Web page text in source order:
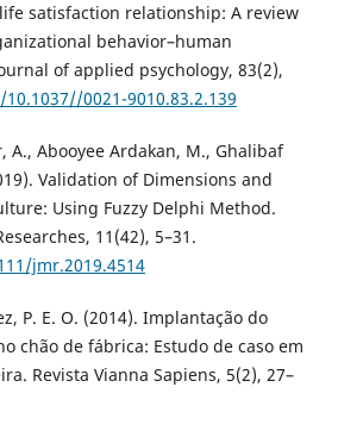
satisfaction relationship: A review
behavior–human
of applied psychology, 83(2),
0021-9010.83.2.139
A., Abooyee Ardakan, M., Ghalibaf
Validation of Dimensions and
Using Fuzzy Delphi Method.
11(42), 5–31.
jmr.2019.4514
P. E. O. (2014). Implantação do
chão de fábrica: Estudo de caso em
Revista Vianna Sapiens, 5(2), 27–